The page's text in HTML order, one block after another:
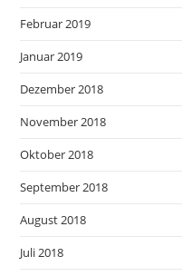
Februar 2019
Januar 2019
Dezember 2018
November 2018
Oktober 2018
September 2018
August 2018
Juli 2018